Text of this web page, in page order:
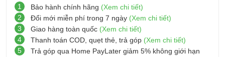
1 Bảo hành chính hãng (Xem chi tiết)
2
Đổi mới miễn phí trong 7 ngày (Xem chi tiết)
3
Giao hàng toàn quốc (Xem chi tiết)
4
Thanh toán COD, quẹt thẻ, trả góp (Xem chi tiết)
5
Trả góp qua Home PayLater giảm 5% không giới hạn